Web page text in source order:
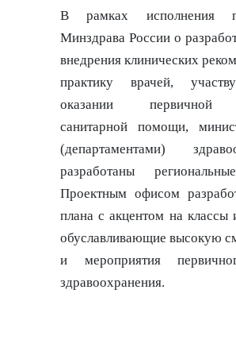
В рамках исполнения
Минздрава России о
внедрения клинических
практику врачей,
оказании первичной
санитарной помощи,
(департаментами)
разработаны
Проектным офисом
плана с акцентом на классы
обуславливающие высокую
и мероприятия
здравоохранения.